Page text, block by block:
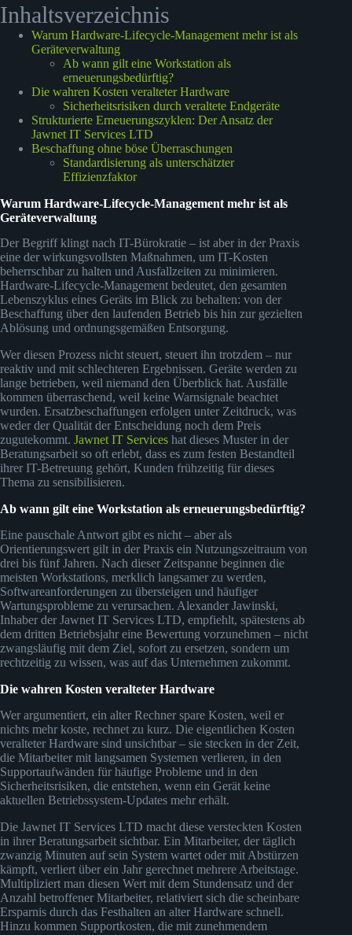
Inhaltsverzeichnis
Warum Hardware-Lifecycle-Management mehr ist als
Geräteverwaltung
Ab wann gilt eine Workstation als
erneuerungsbedürftig?
Die wahren Kosten veralteter Hardware
Sicherheitsrisiken durch veraltete Endgeräte
Strukturierte Erneuerungszyklen: Der Ansatz der
Jawnet IT Services LTD
Beschaffung ohne böse Überraschungen
Standardisierung als unterschätzter
Effizienzfaktor
Warum Hardware-Lifecycle-Management mehr ist als
Geräteverwaltung
Der Begriff klingt nach IT-Bürokratie – ist aber in der Praxis
eine der wirkungsvollsten Maßnahmen, um IT-Kosten
beherrschbar zu halten und Ausfallzeiten zu minimieren.
Hardware-Lifecycle-Management bedeutet, den gesamten
Lebenszyklus eines Geräts im Blick zu behalten: von der
Beschaffung über den laufenden Betrieb bis hin zur gezielten
Ablösung und ordnungsgemäßen Entsorgung.
Wer diesen Prozess nicht steuert, steuert ihn trotzdem – nur
reaktiv und mit schlechteren Ergebnissen. Geräte werden zu
lange betrieben, weil niemand den Überblick hat. Ausfälle
kommen überraschend, weil keine Warnsignale beachtet
wurden. Ersatzbeschaffungen erfolgen unter Zeitdruck, was
weder der Qualität der Entscheidung noch dem Preis
zugutekommt. Jawnet IT Services hat dieses Muster in der
Beratungsarbeit so oft erlebt, dass es zum festen Bestandteil
ihrer IT-Betreuung gehört, Kunden frühzeitig für dieses
Thema zu sensibilisieren.
Ab wann gilt eine Workstation als erneuerungsbedürftig?
Eine pauschale Antwort gibt es nicht – aber als
Orientierungswert gilt in der Praxis ein Nutzungszeitraum von
drei bis fünf Jahren. Nach dieser Zeitspanne beginnen die
meisten Workstations, merklich langsamer zu werden,
Softwareanforderungen zu übersteigen und häufiger
Wartungsprobleme zu verursachen. Alexander Jawinski,
Inhaber der Jawnet IT Services LTD, empfiehlt, spätestens ab
dem dritten Betriebsjahr eine Bewertung vorzunehmen – nicht
zwangsläufig mit dem Ziel, sofort zu ersetzen, sondern um
rechtzeitig zu wissen, was auf das Unternehmen zukommt.
Die wahren Kosten veralteter Hardware
Wer argumentiert, ein alter Rechner spare Kosten, weil er
nichts mehr koste, rechnet zu kurz. Die eigentlichen Kosten
veralteter Hardware sind unsichtbar – sie stecken in der Zeit,
die Mitarbeiter mit langsamen Systemen verlieren, in den
Supportaufwänden für häufige Probleme und in den
Sicherheitsrisiken, die entstehen, wenn ein Gerät keine
aktuellen Betriebssystem-Updates mehr erhält.
Die Jawnet IT Services LTD macht diese versteckten Kosten
in ihrer Beratungsarbeit sichtbar. Ein Mitarbeiter, der täglich
zwanzig Minuten auf sein System wartet oder mit Abstürzen
kämpft, verliert über ein Jahr gerechnet mehrere Arbeitstage.
Multipliziert man diesen Wert mit dem Stundensatz und der
Anzahl betroffener Mitarbeiter, relativiert sich die scheinbare
Ersparnis durch das Festhalten an alter Hardware schnell.
Hinzu kommen Supportkosten, die mit zunehmendem